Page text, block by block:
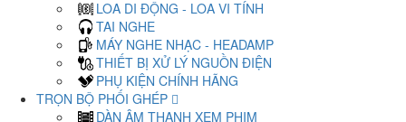
LOA DI ĐỘNG - LOA VI TÍNH
TAI NGHE
MÁY NGHE NHẠC - HEADAMP
THIẾT BỊ XỬ LÝ NGUỒN ĐIỆN
PHỤ KIỆN CHÍNH HÃNG
TRỌN BỘ PHỐI GHÉP
DÀN ÂM THANH XEM PHIM